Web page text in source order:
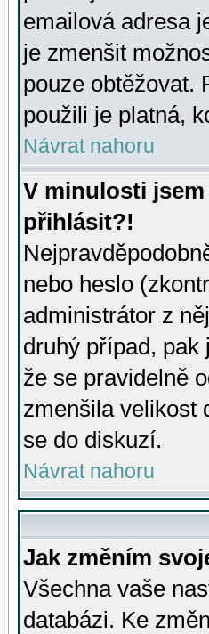
emailová adresa
je zmenšit
pouze obtěžovat.
použili je platná,
Návrat nahoru
V minulosti
přihlásit?!
nebo heslo
administrátor z
druhý případ, pak
že se pravidelně
zmenšila velikost
se do diskuzí.
Návrat nahoru
Jak změním
Všechna vaše
databázi. Ke